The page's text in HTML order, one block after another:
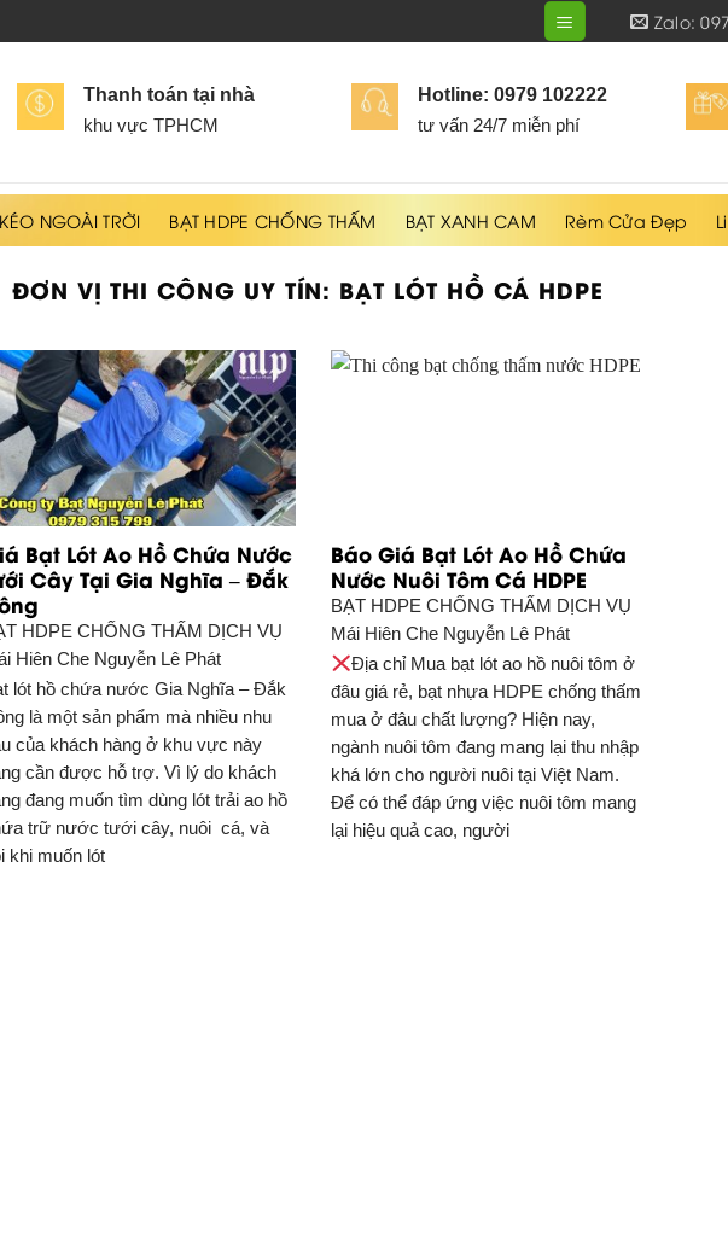
Zalo:
Thanh toán tại nhà
khu vực TPHCM
Hotline: 0979 102222
tư vấn 24/7 miễn phí
NGOÀI TRỜI BẠT HDPE CHỐNG THẤM BẠT XANH CAM Rèm Cửa Đẹp
ĐƠN VỊ THI CÔNG UY TÍN: BẠT LÓT HỒ CÁ HDPE
Bạt Lót Ao Hồ Chứa Nước
Cây Tại Gia Nghĩa – Đắk
HDPE CHỐNG THẤM DỊCH VỤ
Hiên Che Nguyễn Lê Phát
lót hồ chứa nước Gia Nghĩa – Đắk
là một sản phẩm mà nhiều nhu
của khách hàng ở khu vực này
cần được hỗ trợ. Vì lý do khách
đang muốn tìm dùng lót trải ao hồ
trữ nước tưới cây, nuôi cá, và
khi muốn lót
Báo Giá Bạt Lót Ao Hồ Chứa
Nước Nuôi Tôm Cá HDPE
BẠT HDPE CHỐNG THẤM DỊCH VỤ
Mái Hiên Che Nguyễn Lê Phát
Địa chỉ Mua bạt lót ao hồ nuôi tôm ở
đâu giá rẻ, bạt nhựa HDPE chống thấm
mua ở đâu chất lượng? Hiện nay,
ngành nuôi tôm đang mang lại thu nhập
khá lớn cho người nuôi tại Việt Nam.
Để có thể đáp ứng việc nuôi tôm mang
lại hiệu quả cao, người